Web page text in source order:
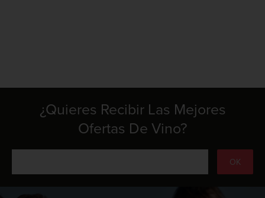
¿Quieres Recibir Las Mejores
Ofertas De Vino?